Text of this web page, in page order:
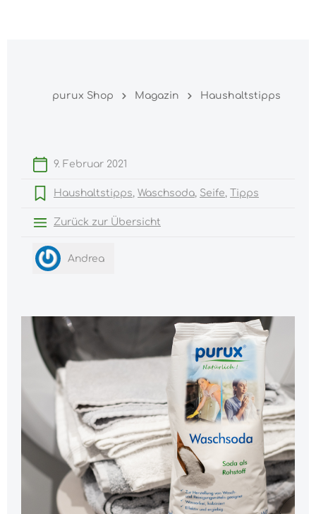
purux Shop Magazin Haushaltstipps
9. Februar 2021
Haushaltstipps Waschsoda Seife Tipps
Zurück zur Übersicht
Andrea